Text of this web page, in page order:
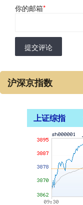
你的邮箱*
提交评论
沪深京指数
上证综指